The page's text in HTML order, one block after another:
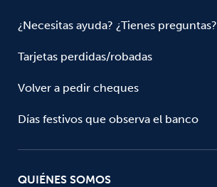
¿Necesitas ayuda? ¿Tienes preguntas?
Tarjetas perdidas/robadas
Volver a pedir cheques
Días festivos que observa el banco
QUIÉNES SOMOS